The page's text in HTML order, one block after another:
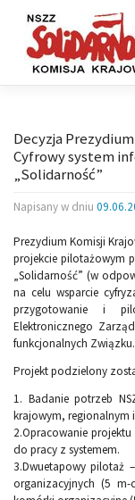
content
Decyzja
Cyfrowy system
„Solidarność”
Napisany w dniu
Prezydium Komisji
projekcie pilotażowym
„Solidarność” (w
na celu wsparcie
przygotowanie i
Elektronicznego
funkcjonalnych Związku.
Projekt podzielony
1. Badanie potrzeb
krajowym, regionalnym
2.Opracowanie
do pracy z systemem.
3.Dwuetapowy pilotaż
organizacyjnych (5